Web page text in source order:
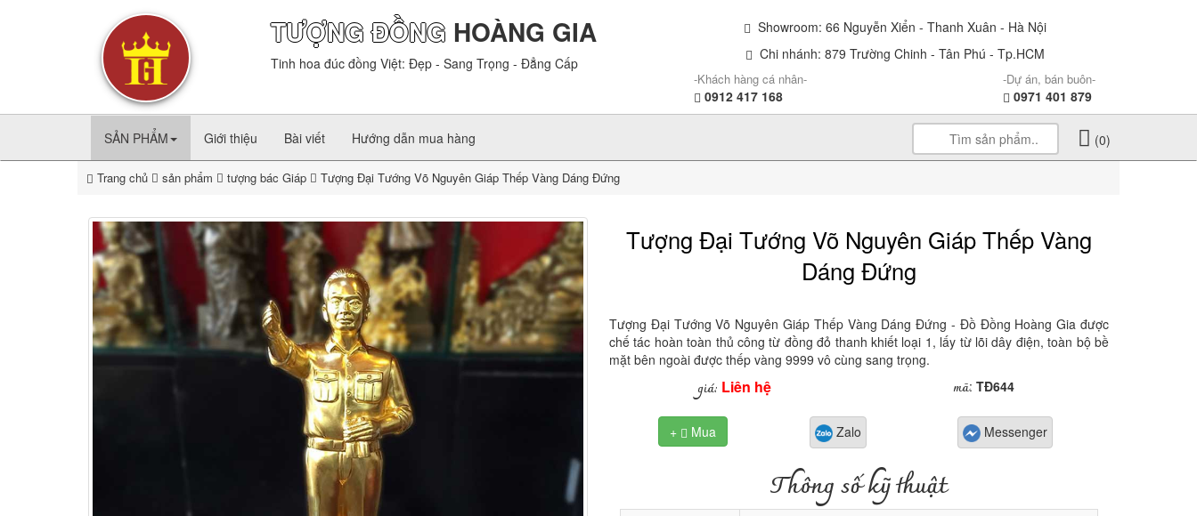
TƯỢNG ĐỒNG HOÀNG GIA
Tinh hoa đúc đồng Việt: Đẹp - Sang Trọng - Đẳng Cấp
Showroom: 66 Nguyễn Xiển - Thanh Xuân - Hà Nội
Chi nhánh: 879 Trường Chinh - Tân Phú - Tp.HCM
-Khách hàng cá nhân-
0912 417 168
-Dự án, bán buôn-
0971 401 879
SẢN PHẨM Giới thiệu Bài viết Hướng dẫn mua hàng (0)
Trang chủ sản phẩm tượng bác Giáp Tượng Đại Tướng Võ Nguyên Giáp Thếp Vàng Dáng Đứng
Tượng Đại Tướng Võ Nguyên Giáp Thếp Vàng
Dáng Đứng
Tượng Đại Tướng Võ Nguyên Giáp Thếp Vàng Dáng Đứng - Đồ Đồng Hoàng Gia được
chế tác hoàn toàn thủ công từ đồng đỏ thanh khiết loại 1, lấy từ lõi dây điện, toàn bộ bề
mặt bên ngoài được thếp vàng 9999 vô cùng sang trọng.
giá: Liên hệ mã:TĐ644
+  Mua Zalo Messenger
Thông số kỹ thuật